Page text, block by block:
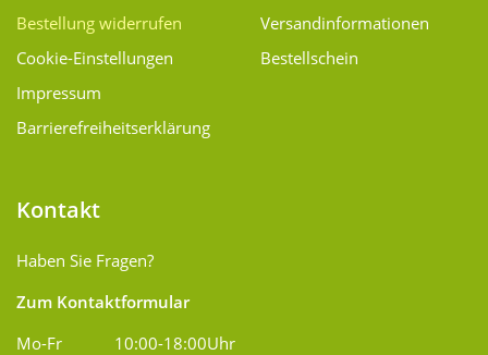
Bestellung widerrufen
Cookie-Einstellungen
Impressum
Barrierefreiheitserklärung
Versand­informationen
Bestellschein
Kontakt
Haben Sie Fragen?
Zum Kontaktformular
Mo-Fr
10:00-18:00Uhr